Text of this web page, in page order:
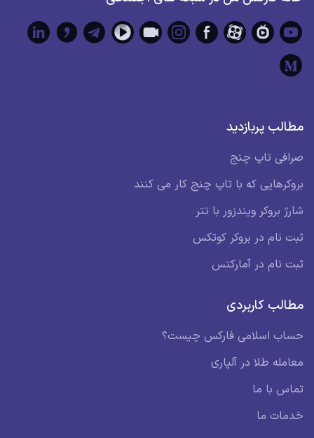
مطالب پربازدید
صرافی تاپ چنج
بروکرهایی که با تاپ چنج کار می کنند
شارژ بروکر ویندزور با تتر
ثبت نام در بروکر کوتکس
ثبت نام در آمارکتس
مطالب کاربردی
حساب اسلامی فارکس چیست؟
معامله طلا در آلپاری
تماس با ما
خدمات ما